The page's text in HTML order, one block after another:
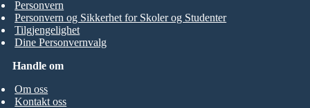
Handle om
Om oss
Kontakt oss
Personvern
Personvern og Sikkerhet for Skoler og Studenter
Tilgjengelighet
Dine Personvernvalg